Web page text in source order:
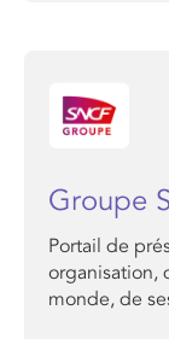
Groupe
Portail de
organisation,
monde, de